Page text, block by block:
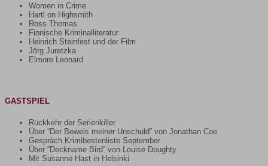
Women in Crime
Hartl on Highsmith
Ross Thomas
Finnische Kriminalliteratur
Heinrich Steinfest und der Film
Jörg Juretzka
Elmore Leonard
GASTSPIEL
Rückkehr der Serienkiller
Über “Der Beweis meiner Unschuld” von Jonathan Coe
Gespräch Krimibestenliste September
Über “Deckname Bird” von Louise Doughty
Mit Susanne Hast in Helsinki